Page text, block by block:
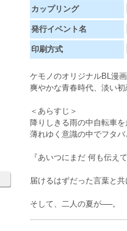
カップリング
発行イベント名
印刷方式
ケモノのオリジナルBL漫画
爽やかな青春時代、淡い
＜あらすじ＞
降りしきる雨の中自転車を
薄れゆく意識の中でフタバ
『あいつにまだ 何も伝え
届けるはずだった言葉と共
そして、二人の夏が──。